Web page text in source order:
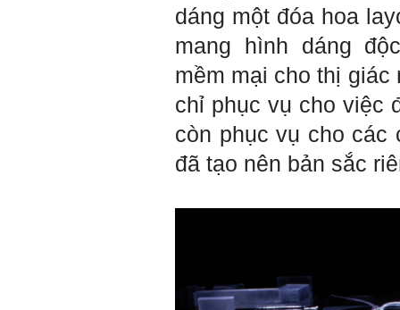
dáng một đóa hoa
mang hình dáng
mềm mại cho thị
chỉ phục vụ cho việc
còn phục vụ cho các
đã tạo nên bản sắc